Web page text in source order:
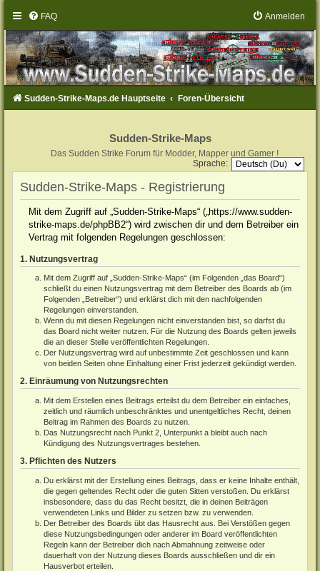
FAQ Anmelden
Sudden-Strike-Maps.de Hauptseite Foren-Übersicht
Sudden-Strike-Maps
Das Sudden Strike Forum für Modder, Mapper und Gamer !
Sprache:
Sudden-Strike-Maps - Registrierung
Mit dem Zugriff auf „Sudden-Strike-Maps“ („https://www.sudden-
strike-maps.de/phpBB2“) wird zwischen dir und dem Betreiber ein
Vertrag mit folgenden Regelungen geschlossen:
1. Nutzungsvertrag
Mit dem Zugriff auf „Sudden-Strike-Maps“ (im Folgenden „das Board“)
schließt du einen Nutzungsvertrag mit dem Betreiber des Boards ab (im
Folgenden „Betreiber“) und erklärst dich mit den nachfolgenden
Regelungen einverstanden.
Wenn du mit diesen Regelungen nicht einverstanden bist, so darfst du
das Board nicht weiter nutzen. Für die Nutzung des Boards gelten jeweils
die an dieser Stelle veröffentlichten Regelungen.
Der Nutzungsvertrag wird auf unbestimmte Zeit geschlossen und kann
von beiden Seiten ohne Einhaltung einer Frist jederzeit gekündigt werden.
2. Einräumung von Nutzungsrechten
Mit dem Erstellen eines Beitrags erteilst du dem Betreiber ein einfaches,
zeitlich und räumlich unbeschränktes und unentgeltliches Recht, deinen
Beitrag im Rahmen des Boards zu nutzen.
Das Nutzungsrecht nach Punkt 2, Unterpunkt a bleibt auch nach
Kündigung des Nutzungsvertrages bestehen.
3. Pflichten des Nutzers
Du erklärst mit der Erstellung eines Beitrags, dass er keine Inhalte enthält,
die gegen geltendes Recht oder die guten Sitten verstoßen. Du erklärst
insbesondere, dass du das Recht besitzt, die in deinen Beiträgen
verwendeten Links und Bilder zu setzen bzw. zu verwenden.
Der Betreiber des Boards übt das Hausrecht aus. Bei Verstößen gegen
diese Nutzungsbedingungen oder anderer im Board veröffentlichten
Regeln kann der Betreiber dich nach Abmahnung zeitweise oder
dauerhaft von der Nutzung dieses Boards ausschließen und dir ein
Hausverbot erteilen.